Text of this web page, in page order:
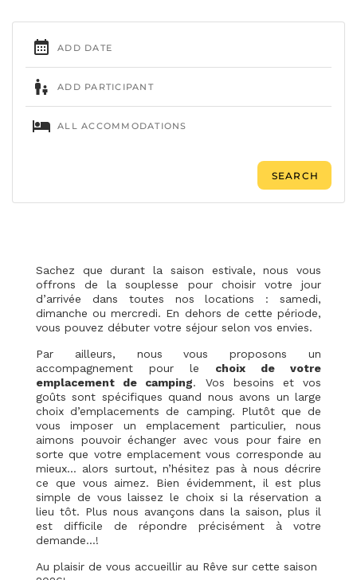
Sachez que durant la saison estivale, nous vous
offrons de la souplesse pour choisir votre jour
d’arrivée dans toutes nos locations : samedi,
dimanche ou mercredi. En dehors de cette période,
vous pouvez débuter votre séjour selon vos envies.
Par ailleurs, nous vous proposons un
accompagnement pour le choix de votre
emplacement de camping. Vos besoins et vos
goûts sont spécifiques quand nous avons un large
choix d’emplacements de camping. Plutôt que de
vous imposer un emplacement particulier, nous
aimons pouvoir échanger avec vous pour faire en
sorte que votre emplacement vous corresponde au
mieux… alors surtout, n’hésitez pas à nous décrire
ce que vous aimez. Bien évidemment, il est plus
simple de vous laissez le choix si la réservation a
lieu tôt. Plus nous avançons dans la saison, plus il
est difficile de répondre précisément à votre
demande…!
Au plaisir de vous accueillir au Rêve sur cette saison